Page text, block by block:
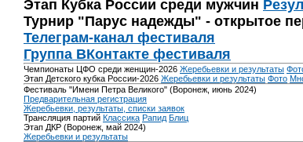
Этап Кубка России среди мужчин
Турнир "Парус надежды" - открытое
Телеграм-канал фестиваля
Группа ВКонтакте фестиваля
Чемпионаты ЦФО среди женщин-2026 Жеребьевки и результаты
Этап Детского кубка России-2026 Жеребьевки и результаты Фото
Фестиваль "Имени Петра Великого" (Воронеж, июнь 2024)
Предварительная регистрация
Жеребьевки, результаты, списки заявок
Трансляция партий Классика Рапид Блиц
Этап ДКР (Воронеж, май 2024)
Жеребьевки и результаты